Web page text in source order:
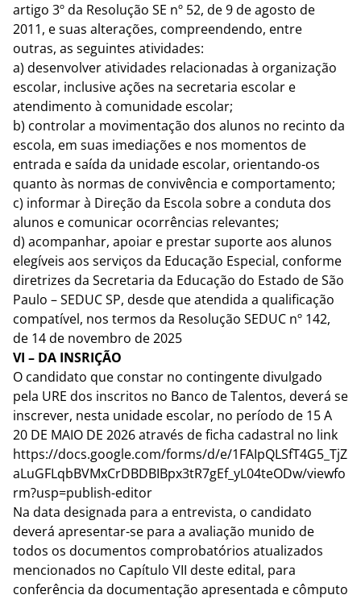
artigo 3º da Resolução SE nº 52, de 9 de agosto de
2011, e suas alterações, compreendendo, entre
outras, as seguintes atividades:
a) desenvolver atividades relacionadas à organização
escolar, inclusive ações na secretaria escolar e
atendimento à comunidade escolar;
b) controlar a movimentação dos alunos no recinto da
escola, em suas imediações e nos momentos de
entrada e saída da unidade escolar, orientando-os
quanto às normas de convivência e comportamento;
c) informar à Direção da Escola sobre a conduta dos
alunos e comunicar ocorrências relevantes;
d) acompanhar, apoiar e prestar suporte aos alunos
elegíveis aos serviços da Educação Especial, conforme
diretrizes da Secretaria da Educação do Estado de São
Paulo – SEDUC SP, desde que atendida a qualificação
compatível, nos termos da Resolução SEDUC nº 142,
de 14 de novembro de 2025
VI – DA INSRIÇÃO
O candidato que constar no contingente divulgado
pela URE dos inscritos no Banco de Talentos, deverá se
inscrever, nesta unidade escolar, no período de 15 A
20 DE MAIO DE 2026 através de ficha cadastral no link
https://docs.google.com/forms/d/e/1FAIpQLSfT4G5_TjZ
aLuGFLqbBVMxCrDBDBIBpx3tR7gEf_yL04teODw/viewfo
rm?usp=publish-editor
Na data designada para a entrevista, o candidato
deverá apresentar-se para a avaliação munido de
todos os documentos comprobatórios atualizados
mencionados no Capítulo VII deste edital, para
conferência da documentação apresentada e cômputo